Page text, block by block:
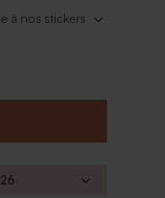
à nos stickers